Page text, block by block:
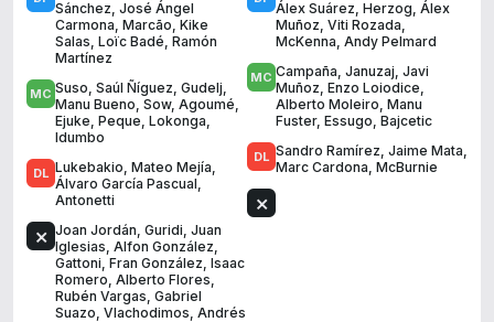
Sánchez José Ángel
Carmona Marcão Kike
Salas Loïc Badé Ramón
Martínez
Suso Saúl Ñíguez Gudelj
Manu Bueno Sow, Agoumé
Ejuke Peque Lokonga
Idumbo
Lukebakio Mateo Mejía
Álvaro García Pascual
Antonetti
Joan Jordán Guridi Juan
Iglesias Alfon González
Gattoni Fran González Isaac
Romero Alberto Flores
Rubén Vargas Gabriel
Suazo Vlachodimos Andrés
Álex Suárez Herzog Álex
Muñoz Viti Rozada
McKenna Andy Pelmard
Campaña Januzaj Javi
Muñoz Enzo Loiodice
Alberto Moleiro Manu
Fuster, Essugo Bajcetic
Sandro Ramírez Jaime Mata
Marc Cardona McBurnie